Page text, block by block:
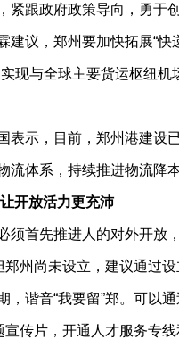
紧跟政府政策导向，勇于
，郑州要加快拓展“快
现与全球主要货运枢纽
示，目前，郑州港建设已
流体系，持续推进物流降
开放活力更充沛
首先推进人的对外开放，
郑州尚未设立，建议通过
，谐音“我要留”郑。可以
宣传片，开通人才服务专